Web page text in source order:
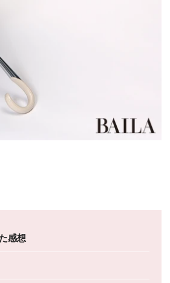
感想